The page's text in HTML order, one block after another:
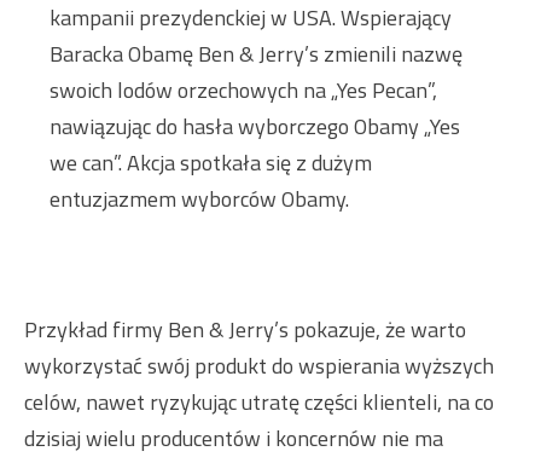
kampanii prezydenckiej w USA. Wspierający
Baracka Obamę Ben & Jerry’s zmienili nazwę
swoich lodów orzechowych na „Yes Pecan”,
nawiązując do hasła wyborczego Obamy „Yes
we can”. Akcja spotkała się z dużym
entuzjazmem wyborców Obamy.
Przykład firmy Ben & Jerry’s pokazuje, że warto
wykorzystać swój produkt do wspierania wyższych
celów, nawet ryzykując utratę części klienteli, na co
dzisiaj wielu producentów i koncernów nie ma